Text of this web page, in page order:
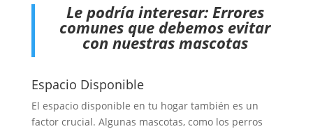
Le podría interesar: Errores
comunes que debemos evitar
con nuestras mascotas
Espacio Disponible
El espacio disponible en tu hogar también es un
factor crucial. Algunas mascotas, como los perros